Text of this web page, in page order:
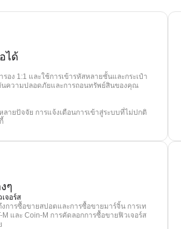
ได้
รอง 1:1 และใช้การเข้ารหัสหลายชั้นและกระเป๋า
นความปลอดภัยและการถอนทรัพย์สินของคุณ
ลายปัจจัย การแจ้งเตือนการเข้าสู่ระบบที่ไม่ปกติ
ๆ
จอร์ส
การซื้อขายสปอตและการซื้อขายมาร์จิ้น การเท
M และ Coin-M การคัดลอกการซื้อขายฟิวเจอร์ส